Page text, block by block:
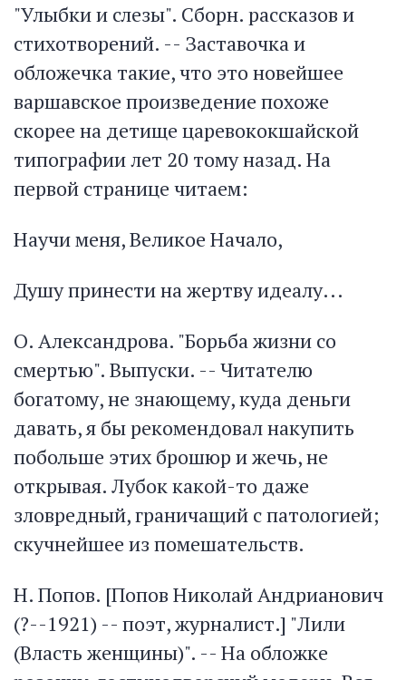
"Улыбки и слезы". Сборн. рассказов и
стихотворений. -- Заставочка и
обложечка такие, что это новейшее
варшавское произведение похоже
скорее на детище царевококшайской
типографии лет 20 тому назад. На
первой странице читаем:
Научи меня, Великое Начало,
Душу принести на жертву идеалу...
О. Александрова. "Борьба жизни со
смертью". Выпуски. -- Читателю
богатому, не знающему, куда деньги
давать, я бы рекомендовал накупить
побольше этих брошюр и жечь, не
открывая. Лубок какой-то даже
зловредный, граничащий с патологией;
скучнейшее из помешательств.
Н. Попов. [Попов Николай Андрианович
(?--1921) -- поэт, журналист.] "Лили
(Власть женщины)". -- На обложке